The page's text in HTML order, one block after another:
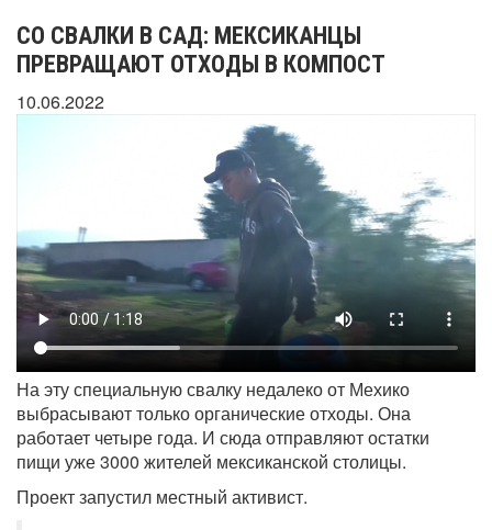
СО СВАЛКИ В САД: МЕКСИКАНЦЫ
ПРЕВРАЩАЮТ ОТХОДЫ В КОМПОСТ
10.06.2022
На эту специальную свалку недалеко от Мехико
выбрасывают только органические отходы. Она
работает четыре года. И сюда отправляют остатки
пищи уже 3000 жителей мексиканской столицы.
Проект запустил местный активист.